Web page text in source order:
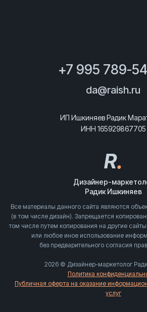
+7 995 789-
da@raish.ru
ИП Ишкиняев Радик
ИНН 165929867705
R.
Дизайнер-
Радик Ишкиняев
Все материалы данного сайта являются
(в том числе дизайн). Запрещается
том числе путем копирования на другие
или любое иное использование
без предварительного согласия
2026 © Дизайнер-маркетолог
Политика
Публичная оферта на оказание
услуг